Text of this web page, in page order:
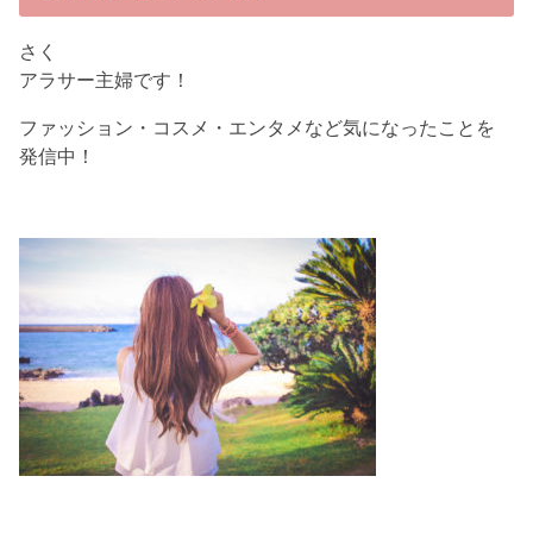
さく
アラサー主婦です！
ファッション・コスメ・エンタメなど気になったことを
発信中！